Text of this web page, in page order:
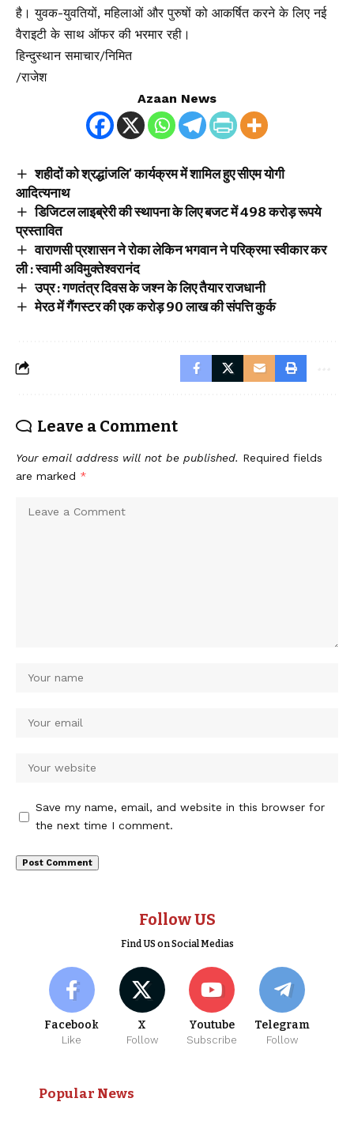
है। युवक-युवतियों, महिलाओं और पुरुषों को आकर्षित करने के लिए नई
वैराइटी के साथ ऑफर की भरमार रही।
हिन्दुस्थान समाचार/निमित
/राजेश
Azaan News
शहीदों को श्रद्धांजलि' कार्यक्रम में शामिल हुए सीएम योगी
आदित्यनाथ
डिजिटल लाइब्रेरी की स्थापना के लिए बजट में 498 करोड़ रूपये
प्रस्तावित
वाराणसी प्रशासन ने रोका लेकिन भगवान ने परिक्रमा स्वीकार कर
ली : स्वामी अविमुक्तेश्वरानंद
उप्र : गणतंत्र दिवस के जश्न के लिए तैयार राजधानी
मेरठ में गैंगस्टर की एक करोड़ 90 लाख की संपत्ति कुर्क
Leave a Comment
Your email address will not be published. Required fields
are marked *
Save my name, email, and website in this browser for
the next time I comment.
Follow US
Find US on Social Medias
Facebook
Like
X
Follow
Youtube
Subscribe
Telegram
Follow
Popular News